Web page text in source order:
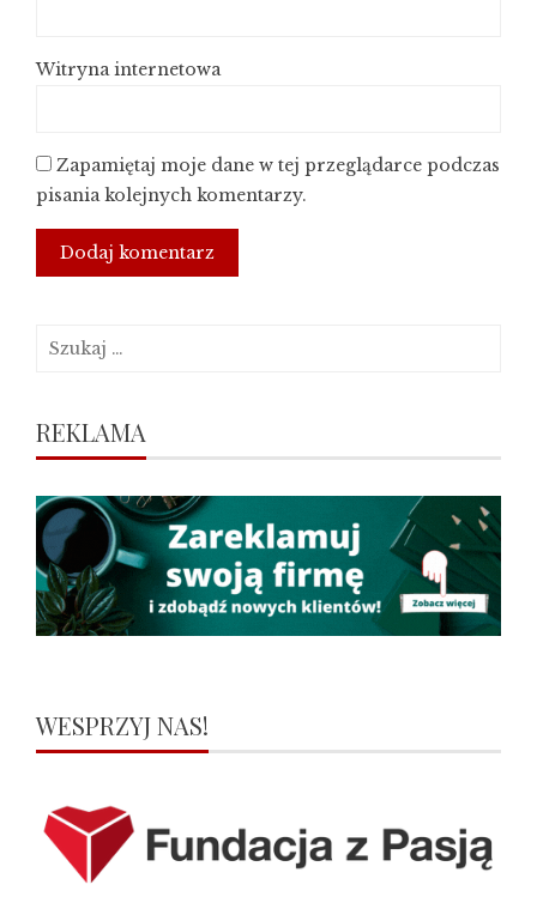
Witryna internetowa
Zapamiętaj moje dane w tej przeglądarce podczas
pisania kolejnych komentarzy.
Szukaj:
REKLAMA
WESPRZYJ NAS!